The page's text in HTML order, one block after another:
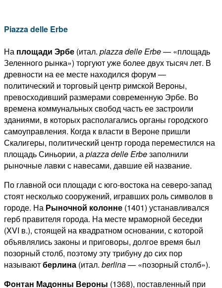
Piazza delle Erbe
На площади Эрбе (итал. piazza delle Erbe— «площадь
Зеленного рынка») торгуют уже более двух тысяч лет. В
древности на ее месте находился форум —
политический и торговый центр римской Вероны,
превосходивший размерами современную Эрбе. Во
времена коммунальных свобод часть ее застроили
зданиями, в которых располагались органы городского
самоуправления. Когда к власти в Вероне пришли
Скалигеры, политический центр города переместился на
площадь Синьории, аpiazza delle Erbeзаполнили
рыночные лавки с навесами, давшие ей название.
По главной оси площади с юго-востока на северо-запад
стоят несколько сооружений, игравших роль символов в
городе. На Рыночной колонне (1401) устанавливался
герб правителя города. На месте мраморной беседки
(XVI в.), стоящей на квадратном основании, с которой
объявлялись законы и приговоры, долгое время был
позорный столб, поэтому эту трибуну до сих пор
называютберлина (итал. berlina— «позорный столб»).
Фонтан Мадонны Вероны (1368), поставленный при